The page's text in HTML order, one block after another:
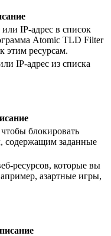
IP-адрес в список
Atomic TLD Filter
этим ресурсам.
IP-адрес из списка
блокировать
содержащим заданные
ресурсов, которые вы
азартные игры,